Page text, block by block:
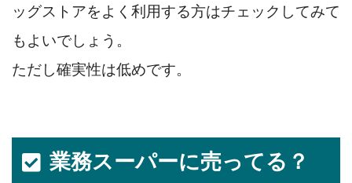
ッグストアをよく利用する方はチェックしてみて
もよいでしょう。
ただし確実性は低めです。
業務スーパーに売ってる？